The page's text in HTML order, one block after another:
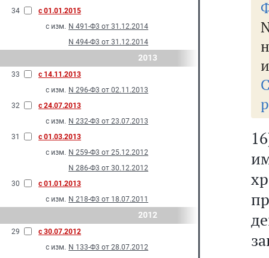
34
с 01.01.2015
с изм. N 491-Ф3 от 31.12.2014
N 494-Ф3 от 31.12.2014
2013
33
с 14.11.2013
с изм. N 296-Ф3 от 02.11.2013
32
с 24.07.2013
с изм. N 232-Ф3 от 23.07.2013
31
с 01.03.2013
с изм. N 259-Ф3 от 25.12.2012
N 286-Ф3 от 30.12.2012
30
с 01.01.2013
с изм. N 218-Ф3 от 18.07.2011
2012
29
с 30.07.2012
с изм. N 133-Ф3 от 28.07.2012